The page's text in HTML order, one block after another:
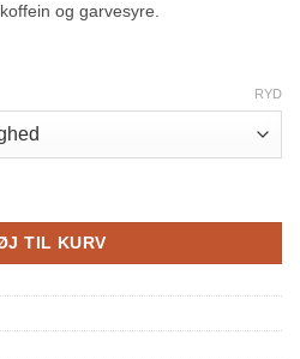
til
og garvesyre.
RYD
TIL KURV